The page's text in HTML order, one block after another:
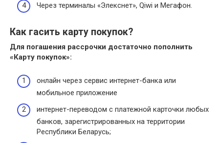
Через терминалы «Элекснет», Qiwi и Мегафон.
Как гасить карту покупок?
Для погашения рассрочки достаточно пополнить
«Карту покупок»:
онлайн через сервис интернет-банка или
мобильное приложение
интернет-переводом с платежной карточки любых
банков, зарегистрированных на территории
Республики Беларусь;